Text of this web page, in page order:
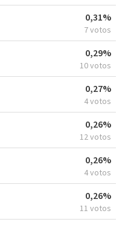
0,31%
7 votos
0,29%
10 votos
0,27%
4 votos
0,26%
12 votos
0,26%
4 votos
0,26%
11 votos